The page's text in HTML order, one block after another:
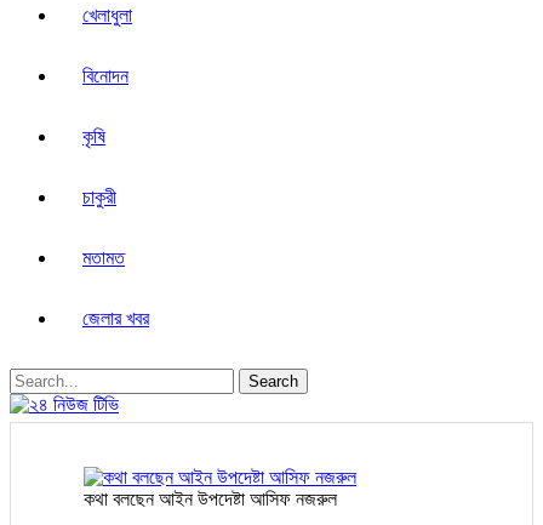
খেলাধুলা
বিনোদন
কৃষি
চাকুরী
মতামত
জেলার খবর
কথা বলছেন আইন উপদেষ্টা আসিফ নজরুল